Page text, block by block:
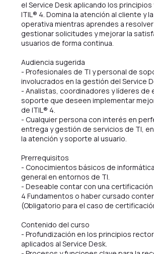
5
o
c
t
el Service Desk aplicando los
ITIL® 4. Domina la atención al cliente y
operativa mientras aprendes a
gestionar solicitudes y mejorar la
usuarios de forma continua.
Audiencia sugerida
- Profesionales de TI y personal de
involucrados en la gestión del Service
- Analistas, coordinadores y líderes de
soporte que deseen implementar
de ITIL® 4.
- Cualquier persona con interés en
entrega y gestión de servicios de TI,
la atención y soporte al usuario.
Prerrequisitos
- Conocimientos básicos de
general en entornos de TI.
- Deseable contar con una certificación
4 Fundamentos o haber cursado
(Obligatorio para el caso de
Contenido del curso
- Profundización en los principios
aplicados al Service Desk.